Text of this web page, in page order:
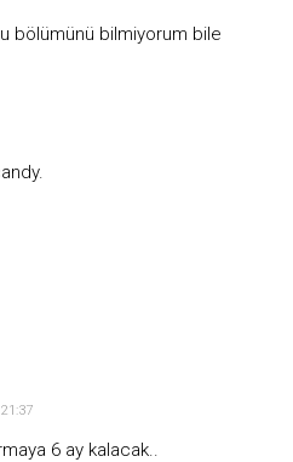
bölümünü bilmiyorum bile
6 ay kalacak..